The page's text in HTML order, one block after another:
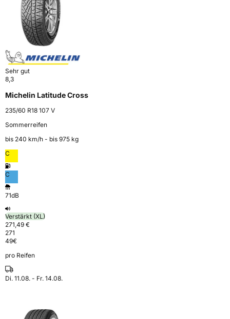
Sehr gut
8,3
Michelin Latitude Cross
235/60 R18 107 V
Sommerreifen
bis 240 km⁠/⁠h - bis 975 kg
C
C
71dB
Verstärkt (XL)
271,49 €
271
49€
pro Reifen
Di. 11.08. - Fr. 14.08.